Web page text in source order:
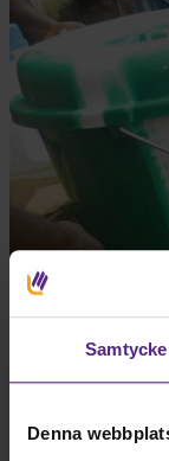
Samtycke
Denna
Ge en gåva